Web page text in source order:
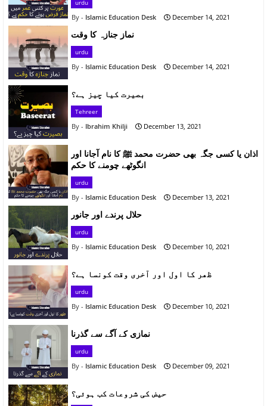
urdu
Islamic Education Desk December 14, 2021
نماز جنازہ کا وقت
urdu
Islamic Education Desk December 14, 2021
بصیرت کیا چیز ہے؟
Tehreer
Ibrahim Khilji December 13, 2021
اذان یا کسی جگہ بھی حضرت محمد ﷺ کا نام آجانا اور
انگوٹھے چومنے کا حکم
urdu
Islamic Education Desk December 13, 2021
حلال پرندے اور جانور
urdu
Islamic Education Desk December 10, 2021
ظھر کا اول اور آخری وقت کونسا ہے؟
urdu
Islamic Education Desk December 10, 2021
نمازی کے آگے سے گذرنا
urdu
Islamic Education Desk December 09, 2021
حیض کی شروعات کب ہوئی؟